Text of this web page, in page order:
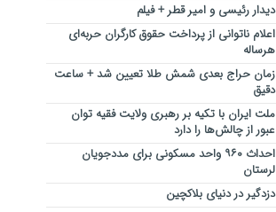
دیدار رئیسی و امیر قطر + فیلم
اعلام ناتوانی از پرداخت حقوق کارگران حربه‌ای
هرساله
زمان حراج بعدی شمش طلا تعیین شد + ساعت
دقیق
ملت ایران با تکیه بر رهبری ولایت فقیه توان
عبور از چالش‌ها را دارد
احداث ۹۶۰ واحد مسکونی برای مددجویان
لرستان
دزدگیر در دنیای بلاکچین